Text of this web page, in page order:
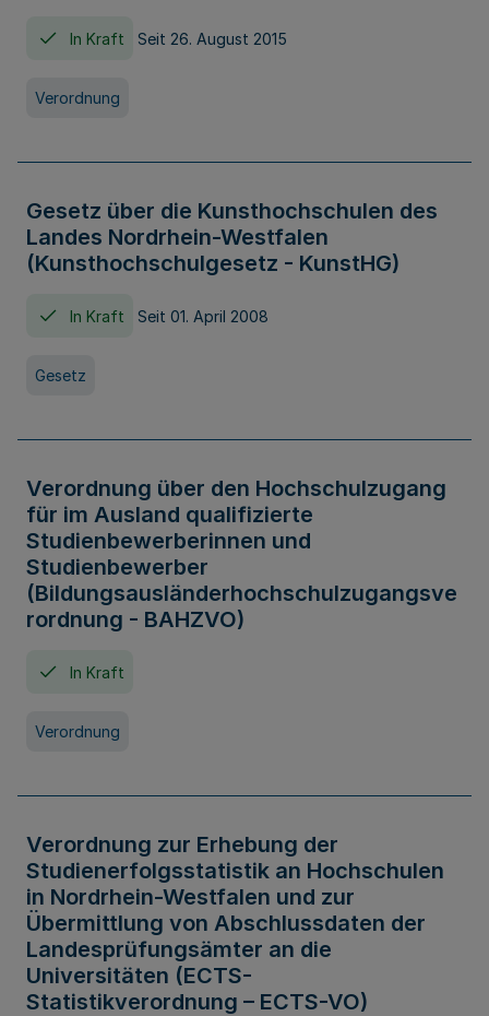
In Kraft Seit 26. August 2015
Verordnung
Gesetz über die Kunsthochschulen des
Landes Nordrhein-Westfalen
(Kunsthochschulgesetz - KunstHG)
In Kraft Seit 01. April 2008
Gesetz
Verordnung über den Hochschulzugang
für im Ausland qualifizierte
Studienbewerberinnen und
Studienbewerber
(Bildungsausländerhochschulzugangsve
rordnung - BAHZVO)
In Kraft
Verordnung
Verordnung zur Erhebung der
Studienerfolgsstatistik an Hochschulen
in Nordrhein-Westfalen und zur
Übermittlung von Abschlussdaten der
Landesprüfungsämter an die
Universitäten (ECTS-
Statistikverordnung – ECTS-VO)